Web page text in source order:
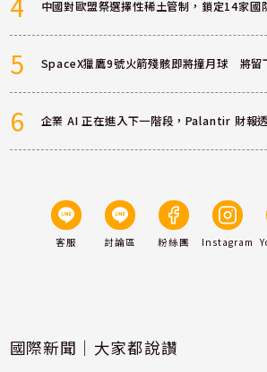
中國對歐盟祭選擇性稀土管制，鎖定14家國
5 SpaceX獵鷹9號火箭殘骸即將撞月球 將留
6 企業 AI 正在進入下一階段，Palantir 財報
客服 討論區 粉絲團 Instagram
國際新聞｜大家都說讚